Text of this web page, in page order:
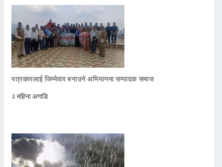
पत्रकारलाई जिम्मेवार बनाउने अभियानमा सम्पादक समाज
२ महिना अगाडि